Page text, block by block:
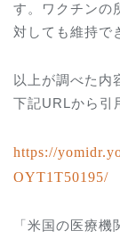
す。ワクチンの
対しても維持で
以上が調べた内
下記URL から引
https://
OYT1T50195/
「米国の医療